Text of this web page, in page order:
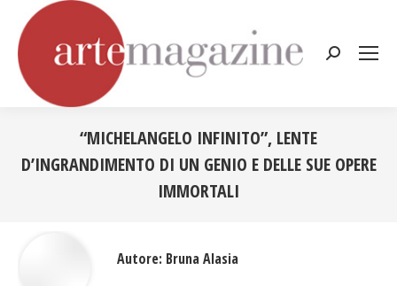
Cerca:
“MICHELANGELO INFINITO”, LENTE
D’INGRANDIMENTO DI UN GENIO E DELLE SUE OPERE
IMMORTALI
Autore: Bruna Alasia